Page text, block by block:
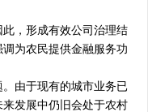
，形成有效公司治理结
为农民提供金融服务功
由于现有的城市业务已
发展中仍旧会处于农村